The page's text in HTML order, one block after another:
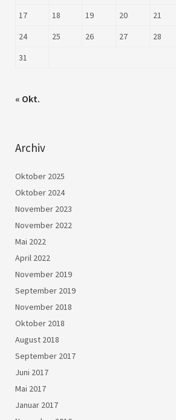
17
18 19 20 21
24
25 26 27 28
31
« Okt.
Archiv
Oktober 2025
Oktober 2024
November 2023
November 2022
Mai 2022
April 2022
November 2019
September 2019
November 2018
Oktober 2018
August 2018
September 2017
Juni 2017
Mai 2017
Januar 2017